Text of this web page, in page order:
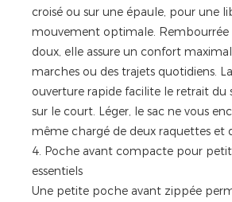
croisé ou sur une épaule, pour une
mouvement optimale. Rembourrée
doux, elle assure un confort
marches ou des trajets quotidiens.
ouverture rapide facilite le retrait du
sur le court. Léger, le sac ne vous
même chargé de deux raquettes et
4. Poche avant compacte pour
essentiels
Une petite poche avant zippée